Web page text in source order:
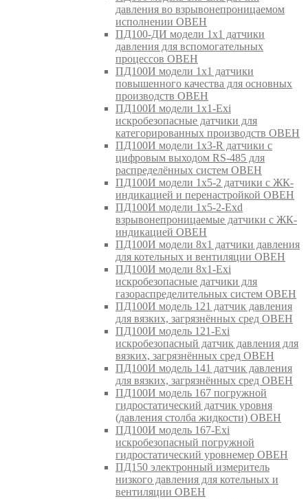
давления во взрывонепроницаемом
исполнении ОВЕН
ПД100-ДИ модели 1х1 датчики
давления для вспомогательных
процессов ОВЕН
ПД100И модели 1х1 датчики
повышенного качества для основных
производств ОВЕН
ПД100И модели 1х1-Exi
искробезопасные датчики для
категорированных производств ОВЕН
ПД100И модели 1х3-R датчики с
цифровым выходом RS-485 для
распределённых систем ОВЕН
ПД100И модели 1х5-2 датчики с ЖК-
индикацией и перенастройкой ОВЕН
ПД100И модели 1х5-2-Exd
взрывонепроницаемые датчики с ЖК-
индикацией ОВЕН
ПД100И модели 8х1 датчики давления
для котельных и вентиляции ОВЕН
ПД100И модели 8х1-Exi
искробезопасные датчики для
газораспределительных систем ОВЕН
ПД100И модель 121 датчик давления
для вязких, загрязнённых сред ОВЕН
ПД100И модель 121-Exi
искробезопасный датчик давления для
вязких, загрязнённых сред ОВЕН
ПД100И модель 141 датчик давления
для вязких, загрязнённых сред ОВЕН
ПД100И модель 167 погружной
гидростатический датчик уровня
(давления столба жидкости) ОВЕН
ПД100И модель 167-Exi
искробезопасный погружной
гидростатический уровнемер ОВЕН
ПД150 электронный измеритель
низкого давления для котельных и
вентиляции ОВЕН